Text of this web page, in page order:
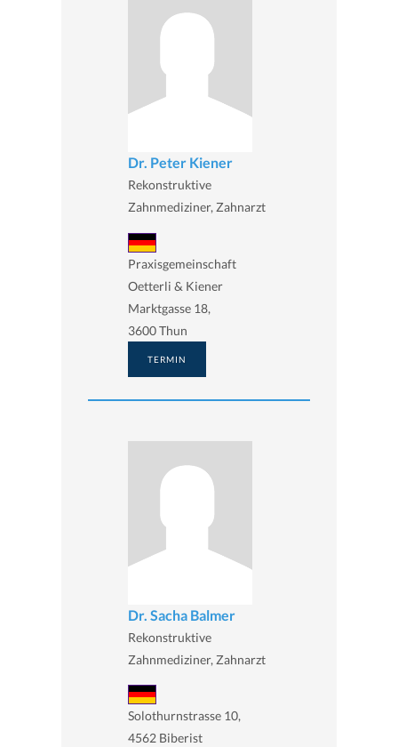
Dr. Peter Kiener
Rekonstruktive
Zahnmediziner, Zahnarzt
Praxisgemeinschaft
Oetterli & Kiener
Marktgasse 18,
3600 Thun
TERMIN
Dr. Sacha Balmer
Rekonstruktive
Zahnmediziner, Zahnarzt
Solothurnstrasse 10,
4562 Biberist